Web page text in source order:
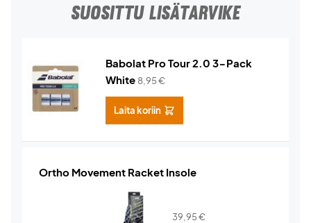
SUOSITTU LISÄTARVIKE
Babolat Pro Tour 2.0 3-Pack
White 8,95€
Laita koriin
Ortho Movement Racket Insole
39,95€